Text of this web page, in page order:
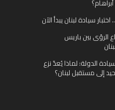
سيادة لبنان يبدأ الآن
الرؤى بين باريس
الدولة: لماذا يُعدّ نزع
إلى مستقبل لبنان؟